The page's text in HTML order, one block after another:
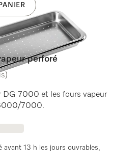
perforé
DG 7000 et les fours vapeur
7000.
avant 13 h les jours ouvrables,